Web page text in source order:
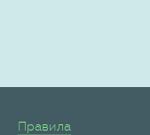
Правила